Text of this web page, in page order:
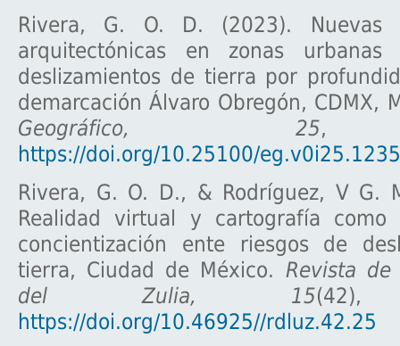
Rivera, G. O. D. (2023). Nuevas
arquitectónicas en zonas urbanas
deslizamientos de tierra por
demarcación Álvaro Obregón, CDMX,
Geográfico, 25,
https://doi.org/10.25100/
Rivera, G. O. D., & Rodríguez, V G.
Realidad virtual y cartografía como
concientización ente riesgos de
tierra, Ciudad de México. Revista
del Zulia, 15(42),
https://doi.org/10.46925//rdluz.42.25